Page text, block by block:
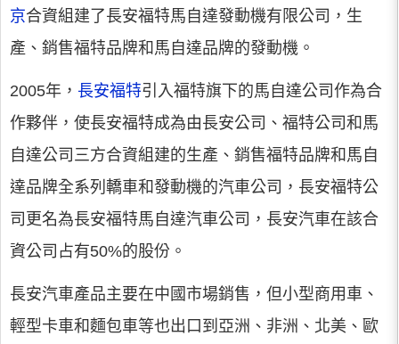
京合資組建了長安福特馬自達發動機有限公司，生
產、銷售福特品牌和馬自達品牌的發動機。
2005年， 長安福特引入福特旗下的馬自達公司作為合
作夥伴，使長安福特成為由長安公司、福特公司和馬
自達公司三方合資組建的生產、銷售福特品牌和馬自
達品牌全系列轎車和發動機的汽車公司，長安福特公
司更名為長安福特馬自達汽車公司，長安汽車在該合
資公司占有50%的股份。
長安汽車產品主要在中國市場銷售，但小型商用車、
輕型卡車和麵包車等也出口到亞洲、非洲、北美、歐